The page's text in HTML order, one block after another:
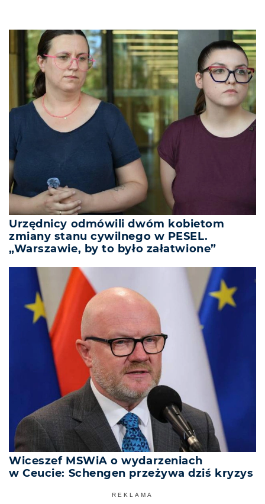
Urzędnicy odmówili dwóm kobietom
zmiany stanu cywilnego w PESEL.
„Warszawie, by to było załatwione”
Wiceszef MSWiA o wydarzeniach
w Ceucie: Schengen przeżywa dziś kryzys
REKLAMA